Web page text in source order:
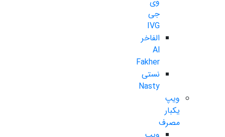
جی
IVG
الفاخر
Al
Fakher
نستی
Nasty
ویپ
یکبار
مصرف